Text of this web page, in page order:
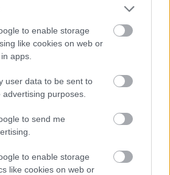
to enable storage
like cookies on web or
apps.
user data to be sent to
purposes.
to send me
to enable storage
like cookies on web or
bejárati csarnok, a lépcsőház és a
műalkotásokkal hangsúlyozták a
A kastély kialakítása,